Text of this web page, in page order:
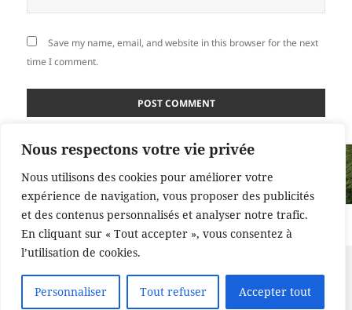
Nous respectons votre vie privée
Nous utilisons des cookies pour améliorer votre
expérience de navigation, vous proposer des publicités
et des contenus personnalisés et analyser notre trafic.
En cliquant sur « Tout accepter », vous consentez à
l’utilisation de cookies.
Personnaliser Tout refuser Accepter tout
Save my name, email, and website in this browser for the next
time I comment.
Post
navigation
Toxiques, les plantes?
Proudly powered by WordPress